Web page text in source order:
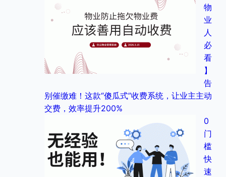
物
业
人
必
看
】
告
别催缴难！这款“傻瓜式”收费系统，让业主主动
交费，效率提升200%
0
门
槛
快
速